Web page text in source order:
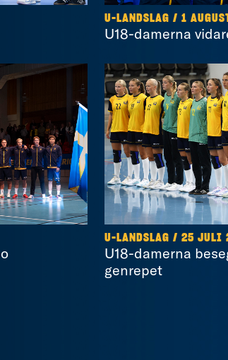
U-LANDSLAG / 1
U18-damerna
U-LANDSLAG / 25 JULI
U18-damerna
genrepet